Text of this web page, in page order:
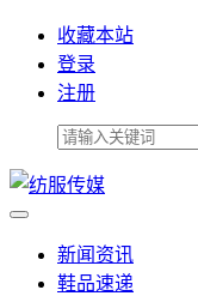
收藏本站
登录
注册
新闻资讯
鞋品速递